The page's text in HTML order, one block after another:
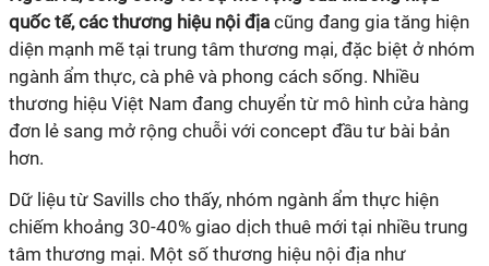
quốc tế, các thương hiệu nội địa cũng đang gia tăng hiện
diện mạnh mẽ tại trung tâm thương mại, đặc biệt ở nhóm
ngành ẩm thực, cà phê và phong cách sống. Nhiều
thương hiệu Việt Nam đang chuyển từ mô hình cửa hàng
đơn lẻ sang mở rộng chuỗi với concept đầu tư bài bản
hơn.
Dữ liệu từ Savills cho thấy, nhóm ngành ẩm thực hiện
chiếm khoảng 30-40% giao dịch thuê mới tại nhiều trung
tâm thương mại. Một số thương hiệu nội địa như